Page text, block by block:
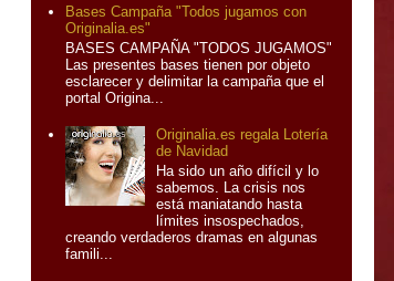
Bases Campaña "Todos jugamos con
Originalia.es"
BASES CAMPAÑA "TODOS JUGAMOS"
Las presentes bases tienen por objeto
esclarecer y delimitar la campaña que el
portal Origina...
Originalia.es regala Lotería
de Navidad
Ha sido un año difícil y lo
sabemos. La crisis nos
está maniatando hasta
límites insospechados,
creando verdaderos dramas en algunas
famili...